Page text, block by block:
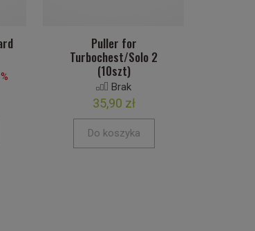
Puller for
Turbochest/Solo 2
(10szt)
Brak
35,90 zł
Do koszyka